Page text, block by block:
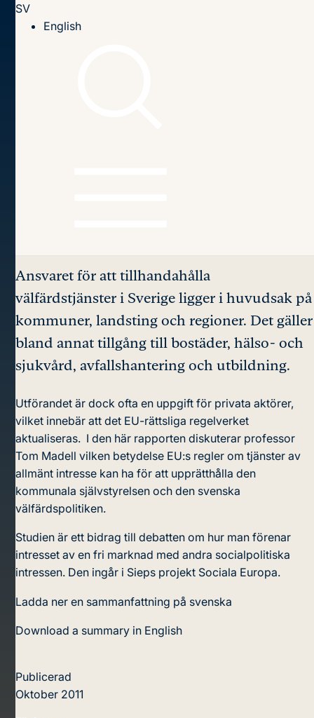
SV
English
Ansvaret för att tillhandahålla
välfärdstjänster i Sverige ligger i huvudsak på
kommuner, landsting och regioner. Det gäller
bland annat tillgång till bostäder, hälso- och
sjukvård, avfallshantering och utbildning.
Utförandet är dock ofta en uppgift för privata aktörer,
vilket innebär att det EU-rättsliga regelverket
aktualiseras. I den här rapporten diskuterar professor
Tom Madell vilken betydelse EU:s regler om tjänster av
allmänt intresse kan ha för att upprätthålla den
kommunala självstyrelsen och den svenska
välfärdspolitiken.
Studien är ett bidrag till debatten om hur man förenar
intresset av en fri marknad med andra socialpolitiska
intressen. Den ingår i Sieps projekt Sociala Europa.
Ladda ner en sammanfattning på svenska
Download a summary in English
Publicerad
Oktober 2011